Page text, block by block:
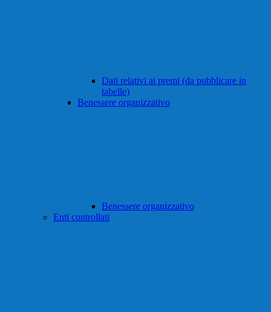
Dati relativi ai premi (da pubblicare in
tabelle)
Benessere organizzativo
Benessere organizzativo
Enti controllati